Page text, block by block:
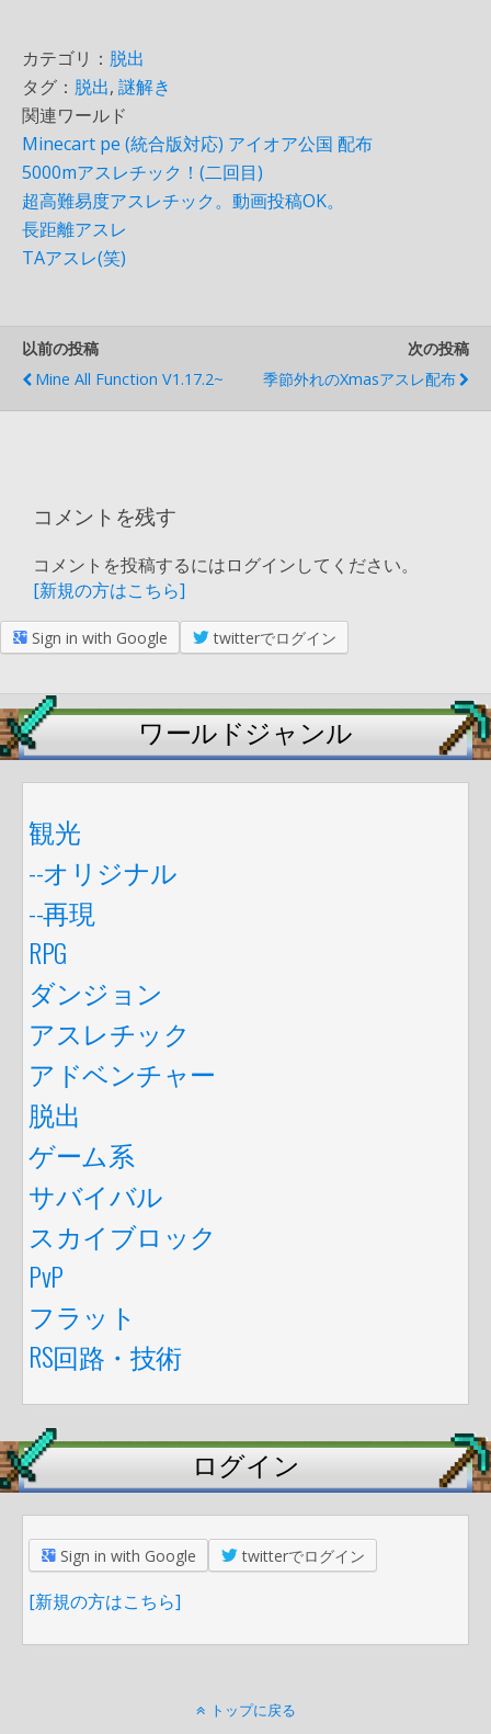
カテゴリ： 脱出
タグ： 脱出, 謎解き
関連ワールド
Minecart pe (統合版対応) アイオア公国 配布
5000mアスレチック！(二回目)
超高難易度アスレチック。動画投稿OK。
長距離アスレ
TAアスレ(笑)
以前の投稿
Mine All Function V1.17.2~
次の投稿
季節外れのXmasアスレ配布
コメントを残す
コメントを投稿するにはログインしてください。
[新規の方はこちら]
Sign in with Google twitterでログイン
ワールドジャンル
観光
--オリジナル
--再現
RPG
ダンジョン
アスレチック
アドベンチャー
脱出
ゲーム系
サバイバル
スカイブロック
PvP
フラット
RS回路・技術
ログイン
Sign in with Google twitterでログイン
[新規の方はこちら]
トップに戻る